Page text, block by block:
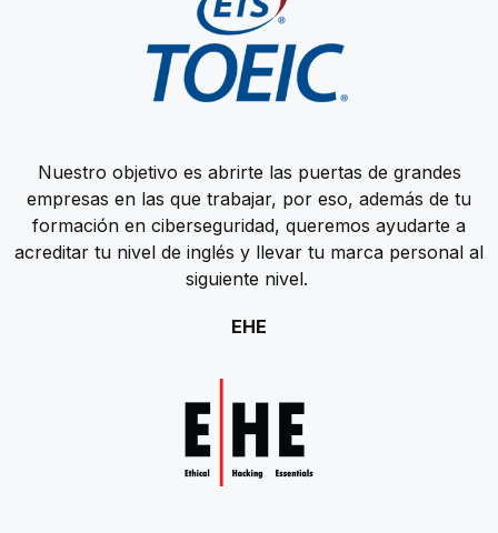
Nuestro objetivo es abrirte las puertas de grandes
empresas en las que trabajar, por eso, además de tu
formación en ciberseguridad, queremos ayudarte a
acreditar tu nivel de inglés y llevar tu marca personal al
siguiente nivel.
EHE